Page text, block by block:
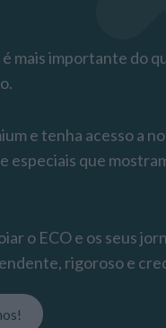
mais importante do
e tenha acesso a
especiais que
o ECO e os seus
rigoroso e